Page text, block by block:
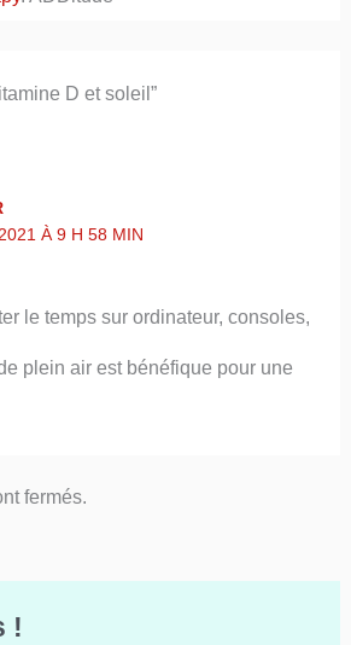
D et soleil”
À 9 H 58 MIN
le temps sur ordinateur, consoles,
plein air est bénéfique pour une
fermés.
!